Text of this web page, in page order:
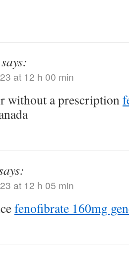
says:
at 12 h 00 min
without a prescription
at 12 h 05 min
fenofibrate 160mg